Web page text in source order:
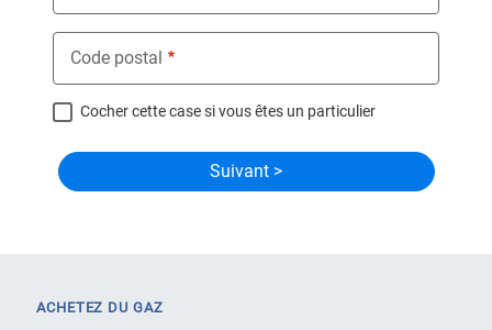
Code postal
Cocher cette case si vous êtes un particulier
ACHETEZ DU GAZ